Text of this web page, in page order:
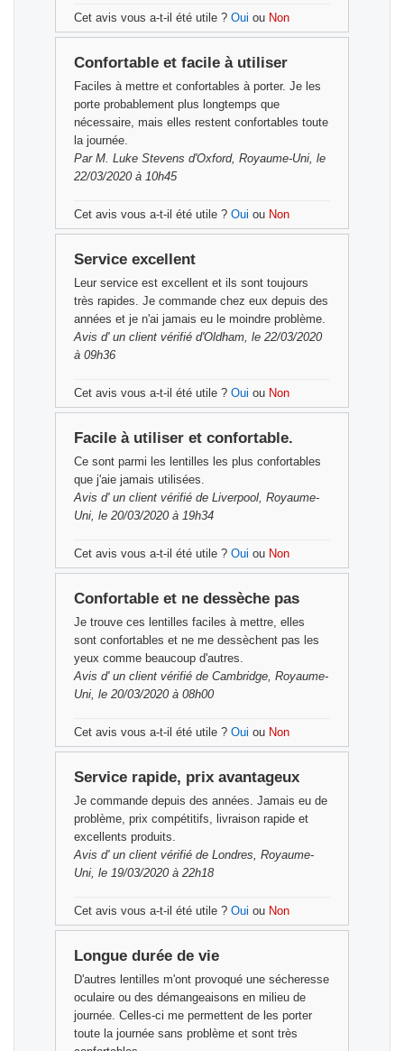
Cet avis vous a-t-il été utile ? Oui ou Non
Confortable et facile à utiliser
Faciles à mettre et confortables à porter. Je les
porte probablement plus longtemps que
nécessaire, mais elles restent confortables toute
la journée.
Par M. Luke Stevens d'Oxford, Royaume-Uni, le
22/03/2020 à 10h45
Cet avis vous a-t-il été utile ? Oui ou Non
Service excellent
Leur service est excellent et ils sont toujours
très rapides. Je commande chez eux depuis des
années et je n'ai jamais eu le moindre problème.
Avis d' un client vérifié d'Oldham, le 22/03/2020
à 09h36
Cet avis vous a-t-il été utile ? Oui ou Non
Facile à utiliser et confortable.
Ce sont parmi les lentilles les plus confortables
que j'aie jamais utilisées.
Avis d' un client vérifié de Liverpool, Royaume-
Uni, le 20/03/2020 à 19h34
Cet avis vous a-t-il été utile ? Oui ou Non
Confortable et ne dessèche pas
Je trouve ces lentilles faciles à mettre, elles
sont confortables et ne me dessèchent pas les
yeux comme beaucoup d'autres.
Avis d' un client vérifié de Cambridge, Royaume-
Uni, le 20/03/2020 à 08h00
Cet avis vous a-t-il été utile ? Oui ou Non
Service rapide, prix avantageux
Je commande depuis des années. Jamais eu de
problème, prix compétitifs, livraison rapide et
excellents produits.
Avis d' un client vérifié de Londres, Royaume-
Uni, le 19/03/2020 à 22h18
Cet avis vous a-t-il été utile ? Oui ou Non
Longue durée de vie
D'autres lentilles m'ont provoqué une sécheresse
oculaire ou des démangeaisons en milieu de
journée. Celles-ci me permettent de les porter
toute la journée sans problème et sont très